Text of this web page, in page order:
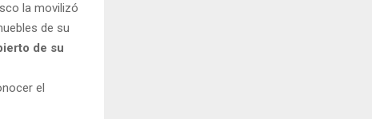
la movilizó
de su
de su
el